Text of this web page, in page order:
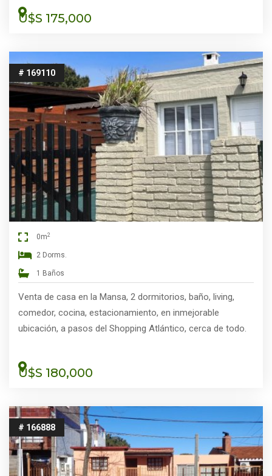
U$S 175,000
# 169110
0m2
2 Dorms.
1 Baños
Venta de casa en la Mansa, 2 dormitorios, baño, living,
comedor, cocina, estacionamiento, en inmejorable
ubicación, a pasos del Shopping Atlántico, cerca de todo.
U$S 180,000
# 166888